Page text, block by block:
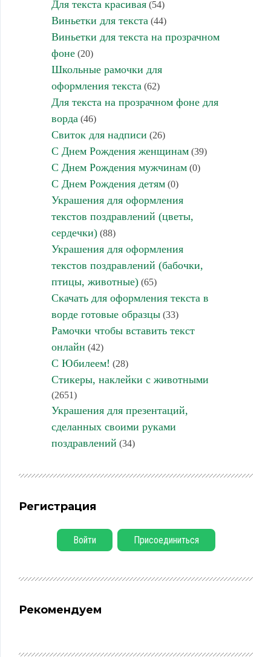
Для текста красивая(54)
Виньетки для текста (44)
Виньетки для текста на прозрачном
фоне(20)
Школьные рамочки для
оформления текста (62)
Для текста на прозрачном фоне для
ворда (46)
Свиток для надписи (26)
С Днем Рождения женщинам(39)
С Днем Рождения мужчинам(0)
С Днем Рождения детям(0)
Украшения для оформления
текстов поздравлений (цветы,
сердечки)(88)
Украшения для оформления
текстов поздравлений (бабочки,
птицы, животные)(65)
Скачать для оформления текста в
ворде готовые образцы(33)
Рамочки чтобы вставить текст
онлайн (42)
С Юбилеем! (28)
Стикеры, наклейки с животными
(2651)
Украшения для презентаций,
сделанных своими руками
поздравлений (34)
Регистрация
Войти Присоединиться
Рекомендуем